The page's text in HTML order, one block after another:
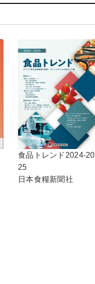
食品トレンド2024-20
25
日本食糧新聞社